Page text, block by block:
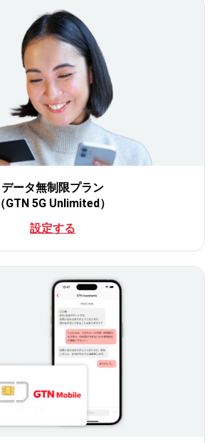
データ無制限プラン
（GTN 5G Unlimited）
設定する